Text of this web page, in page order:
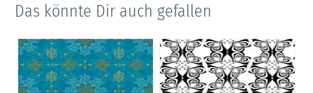
Das könnte Dir auch gefallen